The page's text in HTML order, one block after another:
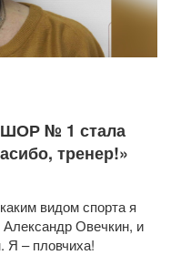
№ 1 стала
тренер!»
видом спорта я
Александр Овечкин, и
Я – пловчиха!